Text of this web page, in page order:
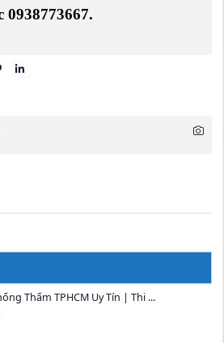
0938773667.
Thấm TPHCM Uy Tín | Thi ...